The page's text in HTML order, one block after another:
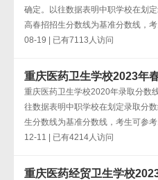
确定。以往数据表明中职学校在划
高春招招生分数线为基准分数线，
08-19 | 已有7113人访问
重庆医药卫生学校2023年
重庆医药卫生学校2020年录取分数
往数据表明中职学校在划定录取分
生分数线为基准分数线，考生可参
12-11 | 已有4214人访问
重庆医药经贸卫生学校